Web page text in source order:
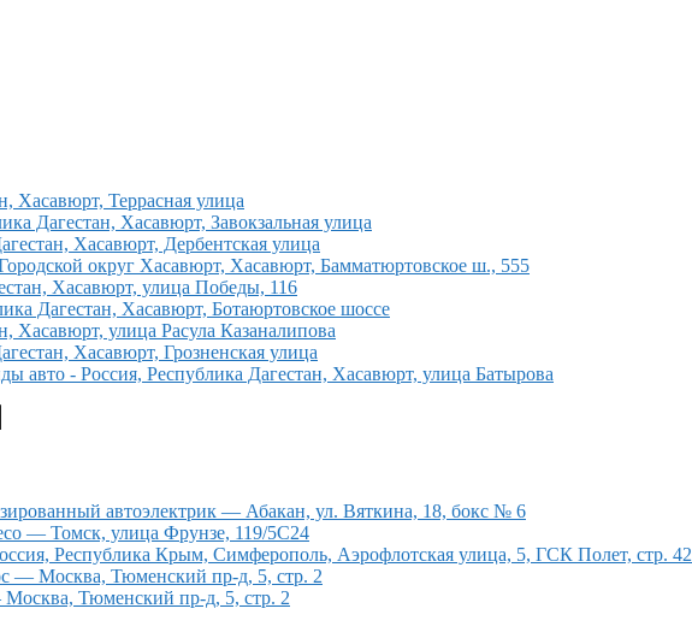
Хасавюрт, Террасная улица
Дагестан, Хасавюрт, Завокзальная улица
Хасавюрт, Дербентская улица
округ Хасавюрт, Хасавюрт, Бамматюртовское ш., 555
Хасавюрт, улица Победы, 116
Дагестан, Хасавюрт, Ботаюртовское шоссе
Хасавюрт, улица Расула Казаналипова
Хасавюрт, Грозненская улица
авто - Россия, Республика Дагестан, Хасавюрт, улица Батырова
автоэлектрик — Абакан, ул. Вяткина, 18, бокс № 6
— Томск, улица Фрунзе, 119/5С24
Республика Крым, Симферополь, Аэрофлотская улица, 5, ГСК Полет, стр.
— Москва, Тюменский пр-д, 5, стр. 2
Тюменский пр-д, 5, стр. 2